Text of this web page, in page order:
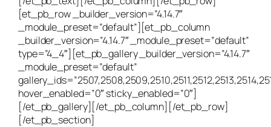
[et_pb_row _builder_version=”4.14.7″
_module_preset=”default”][et_pb_column
_builder_version=”4.14.7″ _module_preset=”default”
type=”4_4″][et_pb_gallery _builder_version=”4.14.7″
_module_preset=”default”
hover_enabled=”0″ sticky_enabled=”0″]
[/et_pb_gallery][/et_pb_column][/et_pb_row]
[/et_pb_section]